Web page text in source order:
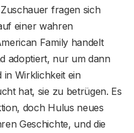
fragen sich
einer wahren
Family handelt
adoptiert, nur um dann
in Wirklichkeit ein
hat, sie zu betrügen. Es
doch Hulus neues
Geschichte, und die